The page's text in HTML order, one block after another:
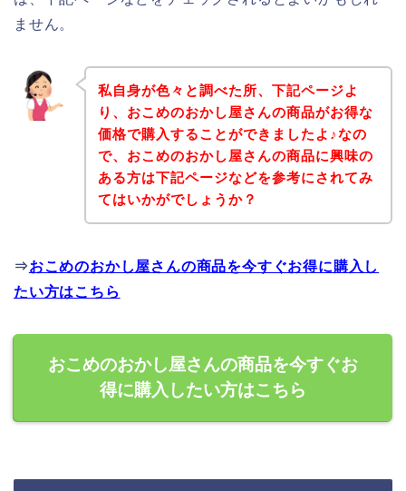
ません。
私自身が色々と調べた所、下記ページよ
り、おこめのおかし屋さんの商品がお得な
価格で購入することができましたよ♪なの
で、おこめのおかし屋さんの商品に興味の
ある方は下記ページなどを参考にされてみ
てはいかがでしょうか？
⇒おこめのおかし屋さんの商品を今すぐお得に購入し
たい方はこちら
おこめのおかし屋さんの商品を今すぐお
得に購入したい方はこちら